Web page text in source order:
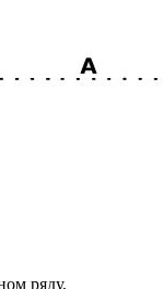
ряду,